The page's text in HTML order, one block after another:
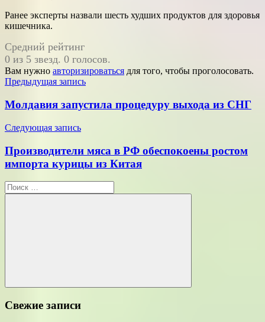
Ранее эксперты назвали шесть худших продуктов для здоровья
кишечника.
Средний рейтинг
0 из 5 звезд. 0 голосов.
Вам нужно авторизироваться для того, чтобы проголосовать.
Навигация
по
Предыдущая запись
Молдавия запустила процедуру выхода из СНГ
Следующая запись
Производители мяса в РФ обеспокоены ростом
импорта курицы из Китая
Поиск
для:
Поиск
Свежие записи